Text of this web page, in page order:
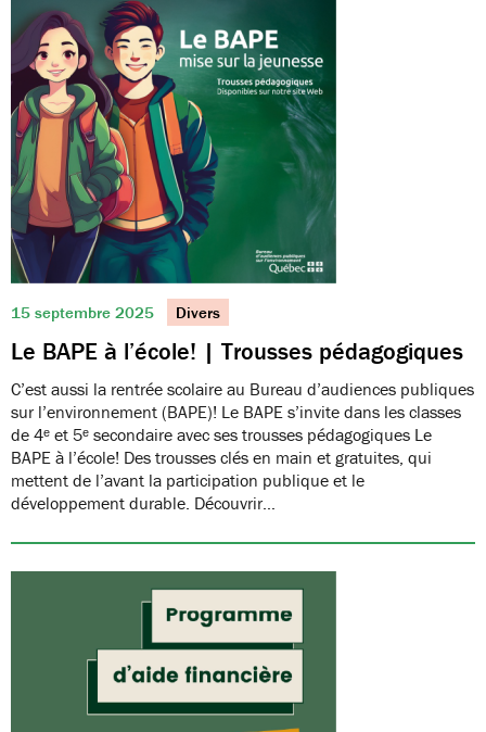
15 septembre 2025 Divers
Le BAPE à l’école! | Trousses pédagogiques
C’est aussi la rentrée scolaire au Bureau d’audiences publiques
sur l’environnement (BAPE)! Le BAPE s’invite dans les classes
de 4ᵉ et 5ᵉ secondaire avec ses trousses pédagogiques Le
BAPE à l’école! Des trousses clés en main et gratuites, qui
mettent de l’avant la participation publique et le
développement durable. Découvrir…